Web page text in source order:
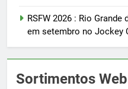
RSFW 2026 : Rio
em setembro no Jockey
Sortimentos